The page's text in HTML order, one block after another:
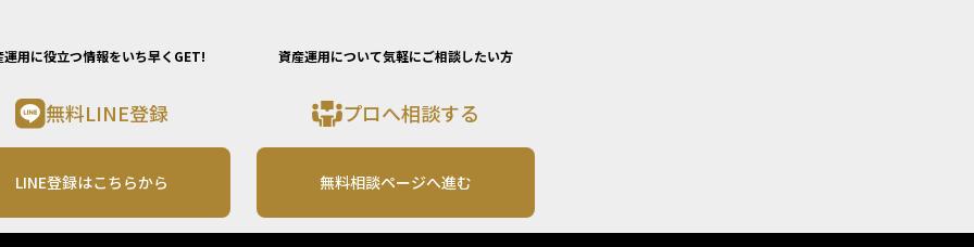
運用に役立つ情報をいち早くGET!
無料LINE登録
LINE登録はこちらから
資産運用について気軽にご相談したい方
プロへ相談する
無料相談ページへ進む